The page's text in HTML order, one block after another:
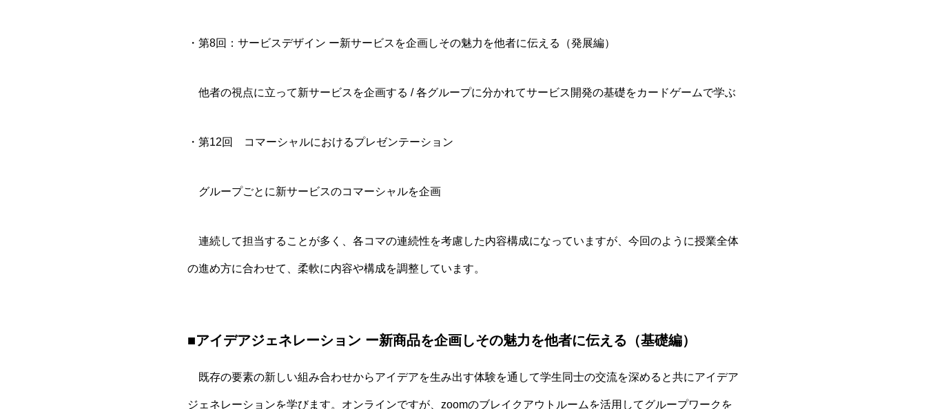
・第8回：サービスデザイン ー新サービスを企画しその魅力を他者に伝える（発展編）
他者の視点に立って新サービスを企画する / 各グループに分かれてサービス開発の基礎をカードゲームで学ぶ
・第12回 コマーシャルにおけるプレゼンテーション
グループごとに新サービスのコマーシャルを企画
連続して担当することが多く、各コマの連続性を考慮した内容構成になっていますが、今回のように授業全体
の進め方に合わせて、柔軟に内容や構成を調整しています。
■アイデアジェネレーション ー新商品を企画しその魅力を他者に伝える（基礎編）
既存の要素の新しい組み合わせからアイデアを生み出す体験を通して学生同士の交流を深めると共にアイデア
ジェネレーションを学びます。オンラインですが、zoomのブレイクアウトルームを活用してグループワークを